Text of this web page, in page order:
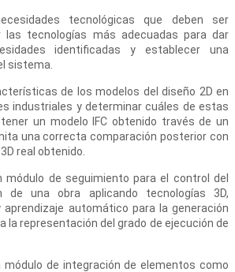
tecnológicas que deben ser
las tecnologías más adecuadas para dar
identificadas y establecer una
sistema.
de los modelos del diseño 2D en
industriales y determinar cuáles de estas
un modelo IFC obtenido través de un
una correcta comparación posterior con
real obtenido.
módulo de seguimiento para el control del
de una obra aplicando tecnologías 3D,
automático para la generación
la representación del grado de ejecución de
módulo de integración de elementos como